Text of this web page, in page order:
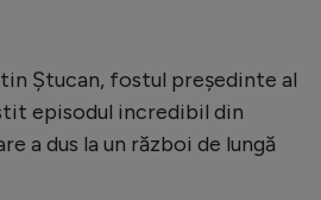
Ștucan, fostul președinte al
episodul incredibil din
a dus la un război de lungă